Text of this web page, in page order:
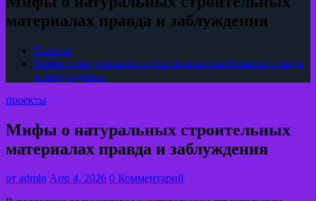
материалах правда и заблуждения
Главная
Мифы о натуральных строительных материалах правда
и заблуждения
проекты
Мифы о натуральных строительных
материалах правда и заблуждения
от admin Апр 4, 2026 0 Комментарий